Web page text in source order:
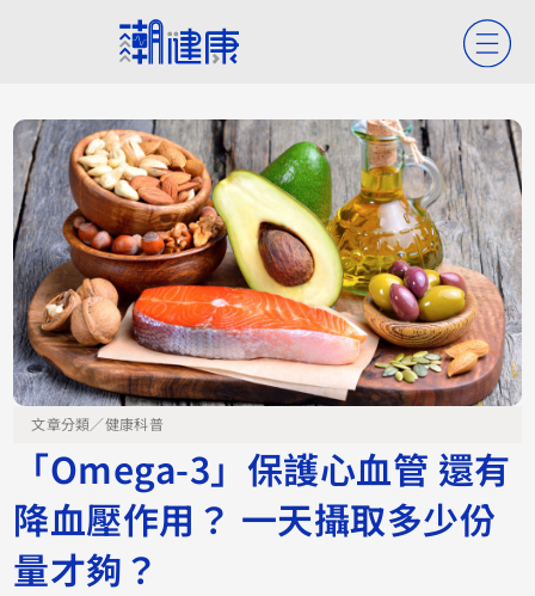
文章分類／健康科普
「Omega-3」保護心血管 還有
降血壓作用？ 一天攝取多少份
量才夠？